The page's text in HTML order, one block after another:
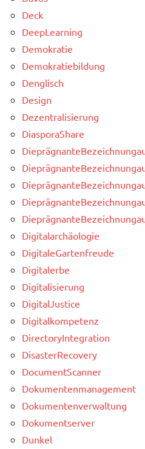
Deck
DeepLearning
Demokratie
Demokratiebildung
Denglisch
Design
Dezentralisierung
DiasporaShare
Digitalarchäologie
DigitaleGartenfreude
Digitalerbe
Digitalisierung
DigitalJustice
Digitalkompetenz
DirectoryIntegration
DisasterRecovery
DocumentScanner
Dokumentenmanagement
Dokumentenverwaltung
Dokumentserver
Dunkel